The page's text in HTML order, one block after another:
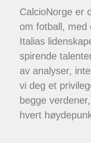
CalcioNorge er
om fotball, med
Italias
spirende
av analyser,
vi deg et
begge
hvert